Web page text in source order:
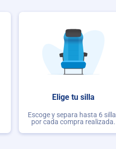
Elige tu silla
Escoge y separa hasta 6
por cada compra realizada.